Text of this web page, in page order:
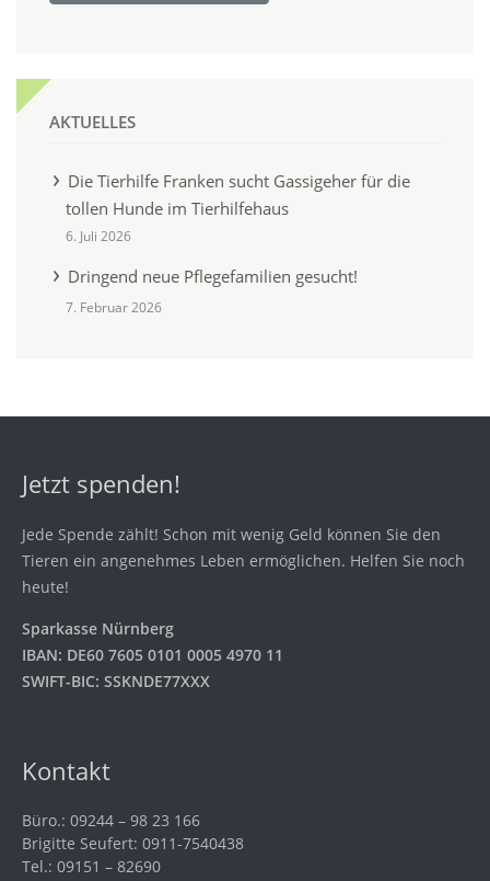
AKTUELLES
Die Tierhilfe Franken sucht Gassigeher für die
tollen Hunde im Tierhilfehaus
6. Juli 2026
Dringend neue Pflegefamilien gesucht!
7. Februar 2026
Jetzt spenden!
Jede Spende zählt! Schon mit wenig Geld können Sie den
Tieren ein angenehmes Leben ermöglichen. Helfen Sie noch
heute!
Sparkasse Nürnberg
IBAN: DE60 7605 0101 0005 4970 11
SWIFT-BIC: SSKNDE77XXX
Kontakt
Büro.: 09244 – 98 23 166
Brigitte Seufert: 0911-7540438
Tel.: 09151 – 82690